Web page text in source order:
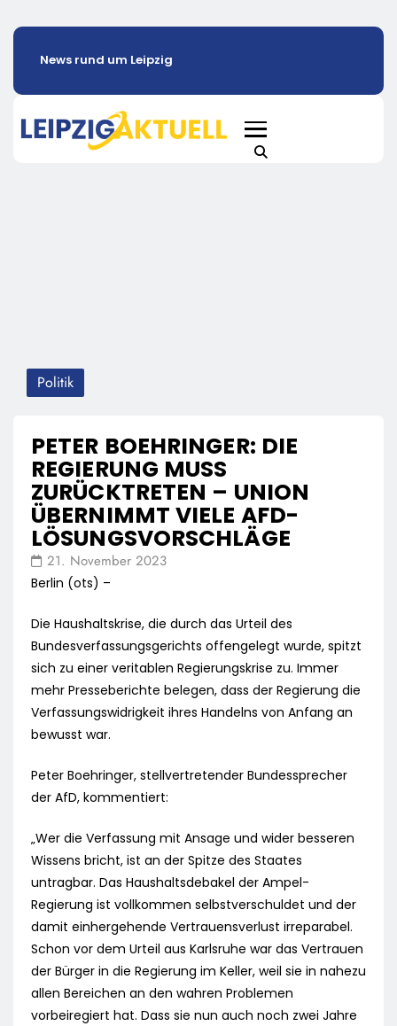
News rund um Leipzig
Politik
PETER BOEHRINGER: DIE
REGIERUNG MUSS
ZURÜCKTRETEN – UNION
ÜBERNIMMT VIELE AFD-
LÖSUNGSVORSCHLÄGE
21. November 2023
Berlin (ots) –
Die Haushaltskrise, die durch das Urteil des
Bundesverfassungsgerichts offengelegt wurde, spitzt
sich zu einer veritablen Regierungskrise zu. Immer
mehr Presseberichte belegen, dass der Regierung die
Verfassungswidrigkeit ihres Handelns von Anfang an
bewusst war.
Peter Boehringer, stellvertretender Bundessprecher
der AfD, kommentiert:
„Wer die Verfassung mit Ansage und wider besseren
Wissens bricht, ist an der Spitze des Staates
untragbar. Das Haushaltsdebakel der Ampel-
Regierung ist vollkommen selbstverschuldet und der
damit einhergehende Vertrauensverlust irreparabel.
Schon vor dem Urteil aus Karlsruhe war das Vertrauen
der Bürger in die Regierung im Keller, weil sie in nahezu
allen Bereichen an den wahren Problemen
vorbeiregiert hat. Dass sie nun auch noch zwei Jahre